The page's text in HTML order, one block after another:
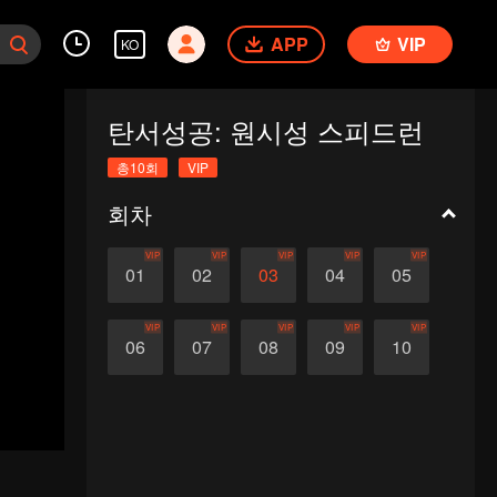
KO APP VIP
탄서성공: 원시성 스피드런
총10회 VIP
회차
01
VIP
02
VIP
03
VIP
04
VIP
05
VIP
06
VIP
07
VIP
08
VIP
09
VIP
10
VIP